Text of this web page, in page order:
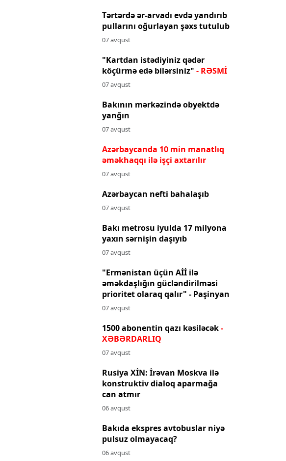
Tərtərdə ər-arvadı evdə yandırıb
pullarını oğurlayan şəxs tutulub
07 avqust
"Kartdan istədiyiniz qədər
köçürmə edə bilərsiniz" - RƏSMİ
07 avqust
Bakının mərkəzində obyektdə
yanğın
07 avqust
Azərbaycanda 10 min manatlıq
əməkhaqqı ilə işçi axtarılır
07 avqust
Azərbaycan nefti bahalaşıb
07 avqust
Bakı metrosu iyulda 17 milyona
yaxın sərnişin daşıyıb
07 avqust
"Ermənistan üçün Aİİ ilə
əməkdaşlığın gücləndirilməsi
prioritet olaraq qalır" - Paşinyan
07 avqust
1500 abonentin qazı kəsiləcək-
XƏBƏRDARLIQ
07 avqust
Rusiya XİN: İrəvan Moskva ilə
konstruktiv dialoq aparmağa
can atmır
06 avqust
Bakıda ekspres avtobuslar niyə
pulsuz olmayacaq?
06 avqust